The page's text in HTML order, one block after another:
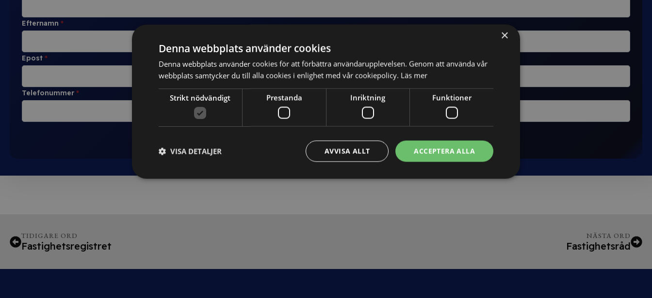
Efternamn *
Epost *
Telefonummer *
TIDIGARE ORD
Fastighetsregistret
NÄSTA ORD
Fastighetsråd
×
Denna webbplats använder cookies
Denna webbplats använder cookies för att förbättra användarupplevelsen. Genom att använda vår
webbplats samtycker du till alla cookies i enlighet med vår cookiepolicy. Läs mer
Strikt nödvändigt Prestanda Inriktning Funktioner
ACCEPTERA ALLA
AVVISA ALLT
VISA DETALJER